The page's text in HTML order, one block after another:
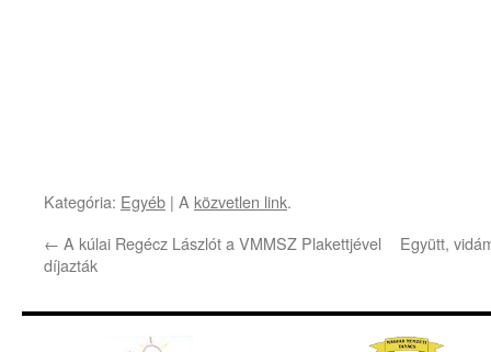
Kategória: Egyéb | A közvetlen link.
← A kúlai Regécz Lászlót a VMMSZ Plakettjével
díjazták
Együtt,